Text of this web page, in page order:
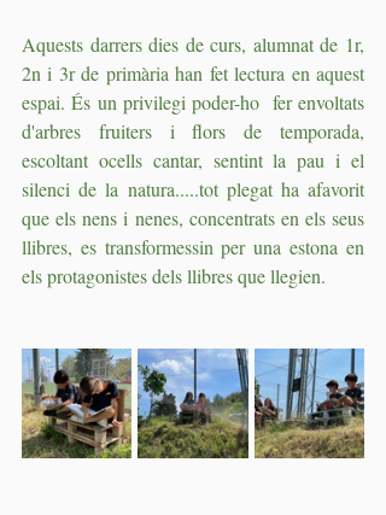
Aquests darrers dies de curs, alumnat de 1r,
2n i 3r de primària han fet lectura en aquest
espai. És un privilegi poder-ho  fer envoltats
d'arbres fruiters i flors de temporada,
escoltant ocells cantar, sentint la pau i el
silenci de la natura.....tot plegat ha afavorit
que els nens i nenes, concentrats en els seus
llibres, es transformessin per una estona en
els protagonistes dels llibres que llegien.